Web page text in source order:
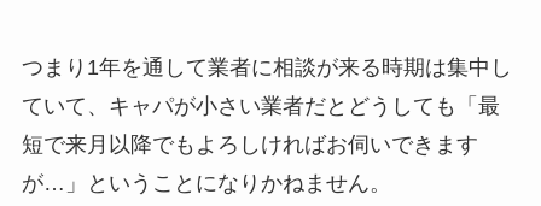
つまり1年を通して業者に相談が来る時期は集中し
ていて、キャパが小さい業者だとどうしても「最
短で来月以降でもよろしければお伺いできます
が…」ということになりかねません。